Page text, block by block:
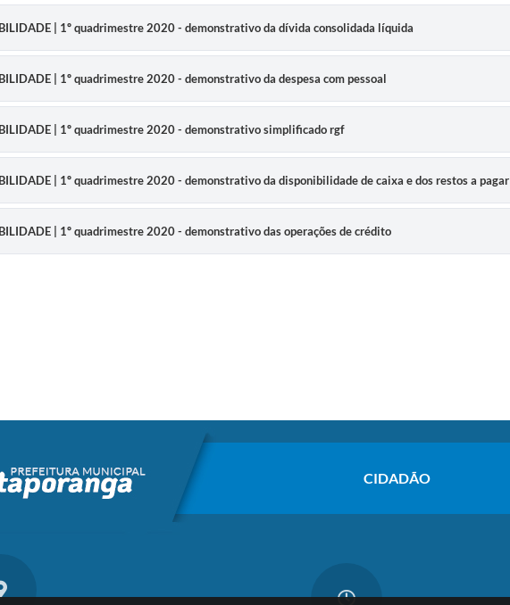
| 1º quadrimestre 2020 - demonstrativo da dívida consolidada líquida
| 1º quadrimestre 2020 - demonstrativo da despesa com pessoal
| 1º quadrimestre 2020 - demonstrativo simplificado rgf
| 1º quadrimestre 2020 - demonstrativo da disponibilidade de caixa e dos restos a pagar
| 1º quadrimestre 2020 - demonstrativo das operações de crédito
CIDADÃO